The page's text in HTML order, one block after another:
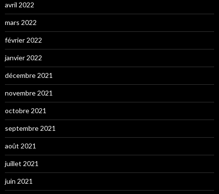
avril 2022
mars 2022
février 2022
janvier 2022
décembre 2021
novembre 2021
octobre 2021
septembre 2021
août 2021
juillet 2021
juin 2021